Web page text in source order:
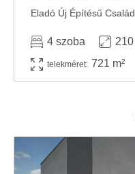
4 szoba
telekméret: 721 m²